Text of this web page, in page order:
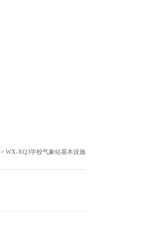
> WX-XQ3学校气象站基本设施